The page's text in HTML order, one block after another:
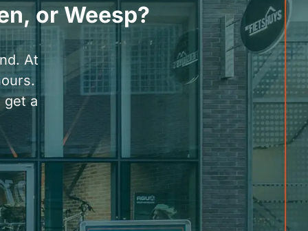
or Weesp?
At
get a